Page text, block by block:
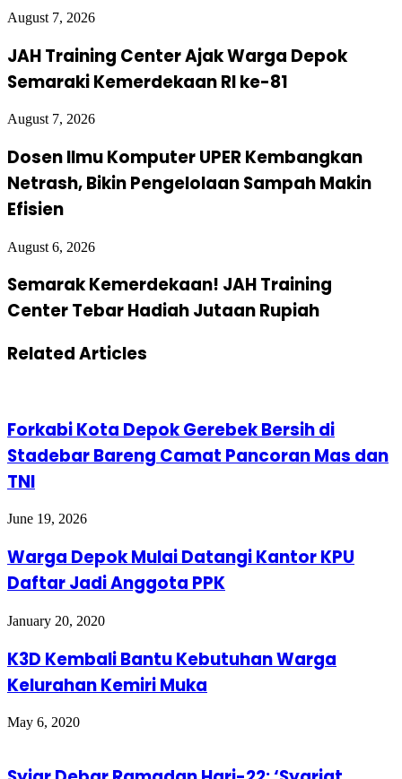
August 7, 2026
JAH Training Center Ajak Warga Depok
Semaraki Kemerdekaan RI ke-81
August 7, 2026
Dosen Ilmu Komputer UPER Kembangkan
Netrash, Bikin Pengelolaan Sampah Makin
Efisien
August 6, 2026
Semarak Kemerdekaan! JAH Training
Center Tebar Hadiah Jutaan Rupiah
Related Articles
Forkabi Kota Depok Gerebek Bersih di
Stadebar Bareng Camat Pancoran Mas dan
TNI
June 19, 2026
Warga Depok Mulai Datangi Kantor KPU
Daftar Jadi Anggota PPK
January 20, 2020
K3D Kembali Bantu Kebutuhan Warga
Kelurahan Kemiri Muka
May 6, 2020